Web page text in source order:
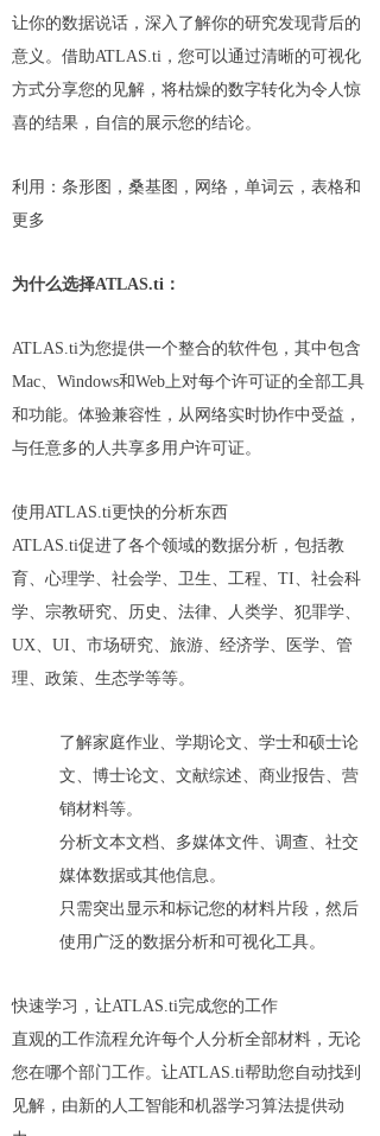
让你的数据说话，深入了解你的研究发现背后的
意义。借助ATLAS.ti，您可以通过清晰的可视化
方式分享您的见解，将枯燥的数字转化为令人惊
喜的结果，自信的展示您的结论。
利用：条形图，桑基图，网络，单词云，表格和
更多
为什么选择ATLAS.ti：
ATLAS.ti为您提供一个整合的软件包，其中包含
Mac、Windows和Web上对每个许可证的全部工具
和功能。体验兼容性，从网络实时协作中受益，
与任意多的人共享多用户许可证。
使用ATLAS.ti更快的分析东西
ATLAS.ti促进了各个领域的数据分析，包括教
育、心理学、社会学、卫生、工程、TI、社会科
学、宗教研究、历史、法律、人类学、犯罪学、
UX、UI、市场研究、旅游、经济学、医学、管
理、政策、生态学等等。
了解家庭作业、学期论文、学士和硕士论
文、博士论文、文献综述、商业报告、营
销材料等。
分析文本文档、多媒体文件、调查、社交
媒体数据或其他信息。
只需突出显示和标记您的材料片段，然后
使用广泛的数据分析和可视化工具。
快速学习，让ATLAS.ti完成您的工作
直观的工作流程允许每个人分析全部材料，无论
您在哪个部门工作。让ATLAS.ti帮助您自动找到
见解，由新的人工智能和机器学习算法提供动